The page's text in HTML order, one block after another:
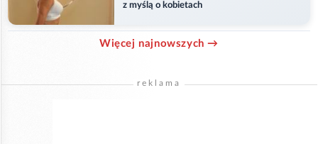
z myślą o kobietach
Więcej najnowszych →
reklama